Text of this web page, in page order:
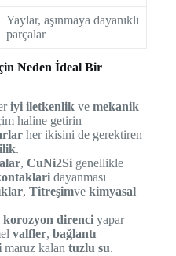
Yaylar, aşınmaya dayanıklı
parçalar
Neden İdeal Bir
iyi iletkenlikve mekanik
haline getirin
her ikisini de gerektiren
.
, CuNi2Sigenellikle
dayanması
, Titreşimve kimyasal
korozyon direnciyapar
valfler, bağlantı
maruz kalan tuzlu su.